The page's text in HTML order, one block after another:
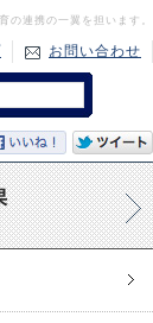
の連携の一翼を担います。
お問い合わせ